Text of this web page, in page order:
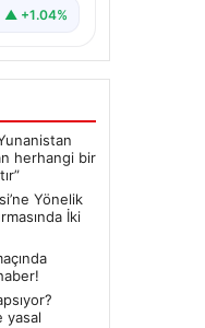
▲ +1.04%
herhangi bir
Yönelik
İki
yasal